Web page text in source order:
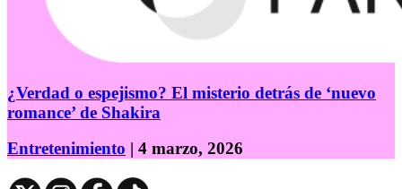
¿Verdad o espejismo? El misterio detrás de ‘nuevo
romance’ de Shakira
Entretenimiento | 4 marzo, 2026